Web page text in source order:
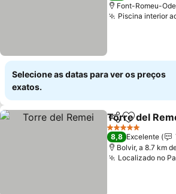
Font-Romeu-
Piscina interior
Selecione as datas para ver os preços
exatos.
PartilharAdicionar
Torre del
5 Estrelas
8,8 Excelente
Bolvir, a 8.7 km
Localizado no